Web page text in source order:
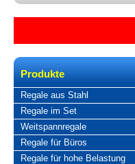
Produkte
Regale aus Stahl
Regale im Set
Weitspannregale
Regale für Büros
Regale für hohe Belastung